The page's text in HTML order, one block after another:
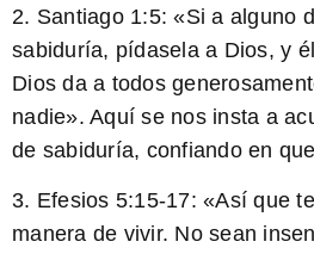
2. Santiago 1:5: «Si a alguno
sabiduría, pídasela a Dios, y
Dios da a todos
nadie». Aquí se nos insta a
de sabiduría, confiando en
3. Efesios 5:15-17: «Así que
manera de vivir. No sean